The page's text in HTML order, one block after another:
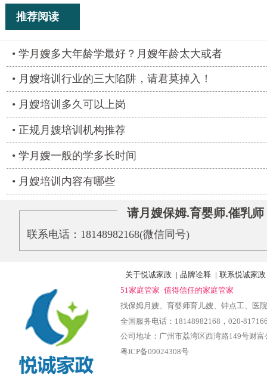
推荐阅读
学月嫂多大年龄学最好？月嫂年龄太大或者
月嫂培训行业的三大陷阱，请君莫掉入！
月嫂培训多久可以上岗
正规月嫂培训机构推荐
学月嫂一般的学多长时间
月嫂培训内容有哪些
请月嫂保姆.育婴师.催乳师
联系电话：18148982168(微信同号)‬
关于悦诚家政 | 品牌诠释 | 联系悦诚家政
51家庭管家· 值得信任的家庭管家
找保姆月嫂、育婴师育儿嫂、钟点工、医
全国服务电话：18148982168‬，020-
公司地址：广州市荔湾区西湾路149号财富
粤ICP备09024308号